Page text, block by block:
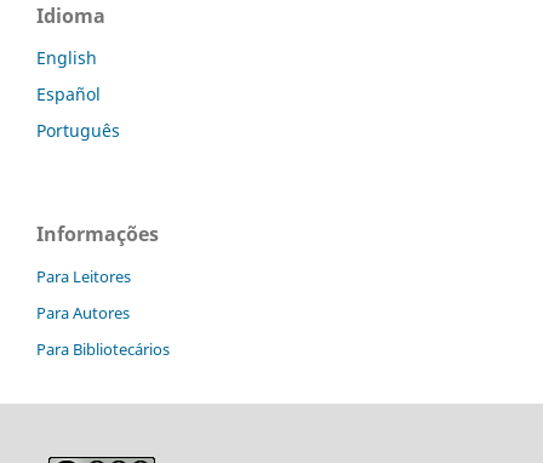
Idioma
English
Español
Português
Informações
Para Leitores
Para Autores
Para Bibliotecários